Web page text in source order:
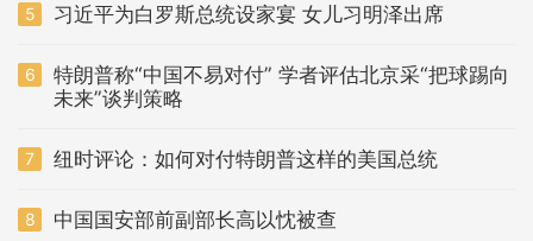
5 习近平为白罗斯总统设家宴 女儿习明泽出席
6
特朗普称“中国不易对付” 学者评估北京采“把球踢向
未来”谈判策略
7 纽时评论：如何对付特朗普这样的美国总统
8 中国国安部前副部长高以忱被查